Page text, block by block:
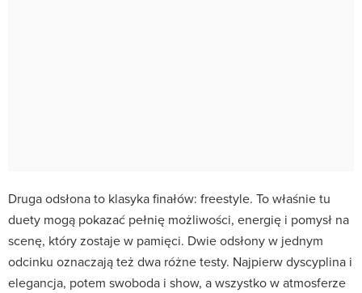
Druga odsłona to klasyka finałów: freestyle. To właśnie tu
duety mogą pokazać pełnię możliwości, energię i pomysł na
scenę, który zostaje w pamięci. Dwie odsłony w jednym
odcinku oznaczają też dwa różne testy. Najpierw dyscyplina i
elegancja, potem swoboda i show, a wszystko w atmosferze